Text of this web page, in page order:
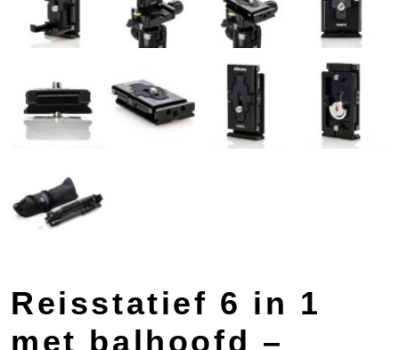
Reisstatief 6 in 1
met balhoofd –